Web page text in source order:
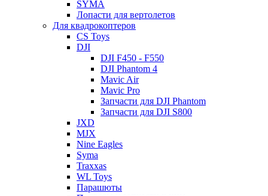
SYMA
Лопасти для вертолетов
Для квадрокоптеров
CS Toys
DJI
DJI F450 - F550
DJI Phantom 4
Mavic Air
Mavic Pro
Запчасти для DJI Phantom
Запчасти для DJI S800
JXD
MJX
Nine Eagles
Syma
Traxxas
WL Toys
Парашюты